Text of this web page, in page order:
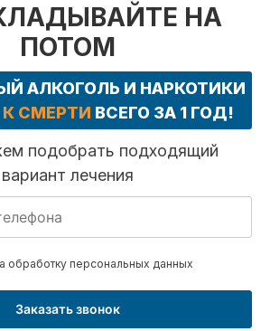
НА
ПОТОМ
АЛКОГОЛЬ И НАРКОТИКИ
СМЕРТИ ВСЕГО ЗА 1 ГОД!
подобрать подходящий
вариант лечения
обработку персональных данных
Заказать звонок